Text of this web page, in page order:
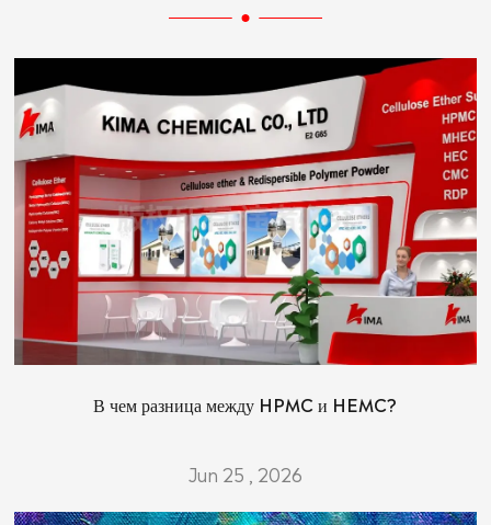
В чем разница между HPMC и HEMC?
Jun 25 , 2026